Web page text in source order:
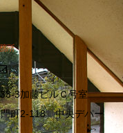
3加藤ビルＣ号室
門町2-118 中央デパー